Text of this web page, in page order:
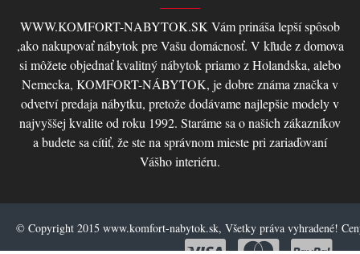
WWW.KOMFORT-NABYTOK.SK Vám prináša lepší spôsob
,ako nakupovať nábytok pre Vašu domácnosť. V kľude z domova
si môžete objednať kvalitný nábytok priamo z Holandska, alebo
Nemecka, KOMFORT-NÁBYTOK, je dobre známa značka v
odvetví predaja nábytku, pretože dodávame najlepšie modely v
najvyššej kvalite od roku 1992. Staráme sa o našich zákazníkov
a budete sa cítiť, že ste na správnom mieste pri zariaďovaní
Vášho interiéru.
© Copyright 2015 www.komfort-nabytok.sk, Všetky práva vyhradené!